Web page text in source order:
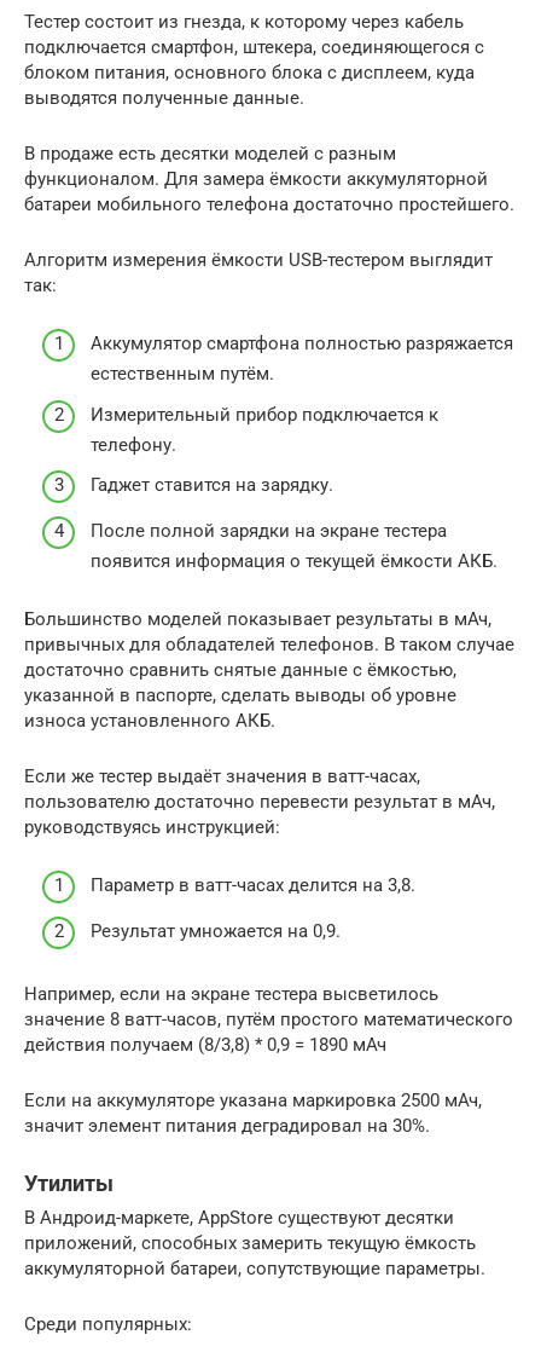
Тестер состоит из гнезда, к которому через кабель
подключается смартфон, штекера, соединяющегося с
блоком питания, основного блока с дисплеем, куда
выводятся полученные данные.
В продаже есть десятки моделей с разным
функционалом. Для замера ёмкости аккумуляторной
батареи мобильного телефона достаточно простейшего.
Алгоритм измерения ёмкости USB-тестером выглядит
так:
Аккумулятор смартфона полностью разряжается
естественным путём.
Измерительный прибор подключается к
телефону.
Гаджет ставится на зарядку.
После полной зарядки на экране тестера
появится информация о текущей ёмкости АКБ.
Большинство моделей показывает результаты в мАч,
привычных для обладателей телефонов. В таком случае
достаточно сравнить снятые данные с ёмкостью,
указанной в паспорте, сделать выводы об уровне
износа установленного АКБ.
Если же тестер выдаёт значения в ватт-часах,
пользователю достаточно перевести результат в мАч,
руководствуясь инструкцией:
Параметр в ватт-часах делится на 3,8.
Результат умножается на 0,9.
Например, если на экране тестера высветилось
значение 8 ватт-часов, путём простого математического
действия получаем (8/3,8) * 0,9 = 1890 мАч
Если на аккумуляторе указана маркировка 2500 мАч,
значит элемент питания деградировал на 30%.
Утилиты
В Андроид-маркете, AppStore существуют десятки
приложений, способных замерить текущую ёмкость
аккумуляторной батареи, сопутствующие параметры.
Среди популярных: